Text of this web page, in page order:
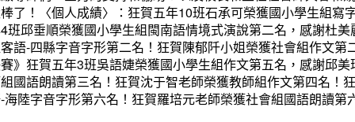
了！〈個人成績〉：狂賀五年10班石承可榮獲國小學生組
班邱垂順榮獲國小學生組閩南語情境式演說第二名，感謝杜
語-四縣字音字形第二名！狂賀陳郁阡小姐榮獲社會組作文
》狂賀五年3班吳語婕榮獲國小學生組作文第五名，感謝邱
國語朗讀第三名！狂賀沈于智老師榮獲教師組作文第四名！
海陸字音字形第六名！狂賀羅培元老師榮獲社會組國語朗讀